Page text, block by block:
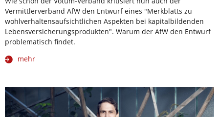
Vermittlerverband AfW den Entwurf eines "Merkblatts zu
wohlverhaltensaufsichtlichen Aspekten bei kapitalbildenden
Lebensversicherungsprodukten". Warum der AfW den Entwurf
problematisch findet.
mehr